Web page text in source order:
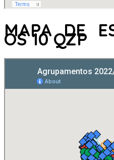
MAPA DE
OS 10 QZP